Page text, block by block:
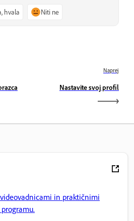
hvala Niti ne
Naprej
Nastavite svoj profil
in praktičnimi